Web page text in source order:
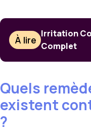
À lire
Irritation
Complet
Quels
existent
?